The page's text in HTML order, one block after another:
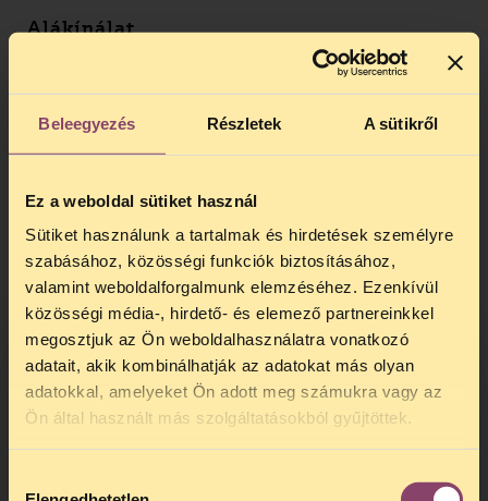
Beleegyezés Részletek A sütikről
Ez a weboldal sütiket használ
Sütiket használunk a tartalmak és hirdetések személyre
szabásához, közösségi funkciók biztosításához,
valamint weboldalforgalmunk elemzéséhez. Ezenkívül
közösségi média-, hirdető- és elemező partnereinkkel
megosztjuk az Ön weboldalhasználatra vonatkozó
adatait, akik kombinálhatják az adatokat más olyan
adatokkal, amelyeket Ön adott meg számukra vagy az
Ön által használt más szolgáltatásokból gyűjtöttek.
Alákínálat
A legkomolyabb vágás, hogy a normatív
kategóriában jelentősen csökkentették a
helyett 85, 55, 25 százalékra – ez
önmagában hozott 40-50 milliárdnyi
betegterhek. (A másik az indikációhoz
kötött kategória, ahol rögzített a kórkép,
amire adható a szer, és rögzített és a
felírásra jogosult orvosok köre is) Az ilyen
intézkedés kétségtelenül javítja a betegek
árérzékenységét, de egyúttal veszélyes
terep is, hiszen a támogatásnak éppen az a
célja, hogy mindenki hozzájusson a
gyógyszeréhez. „Ezt le kell nyelni” –
szögezte le kérdésünkre Baraczka Mariann,
az egészségügyi tárca jogi és
TELEFONOS JOGSEGÉLY
SZÜNET!